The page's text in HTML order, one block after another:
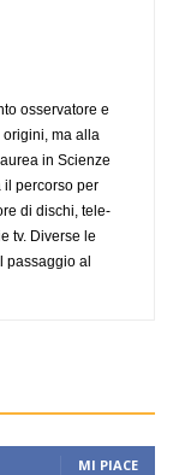
osservatore e
ma alla
in Scienze
il percorso per
di dischi, tele-
tv. Diverse le
passaggio al
MI PIACE